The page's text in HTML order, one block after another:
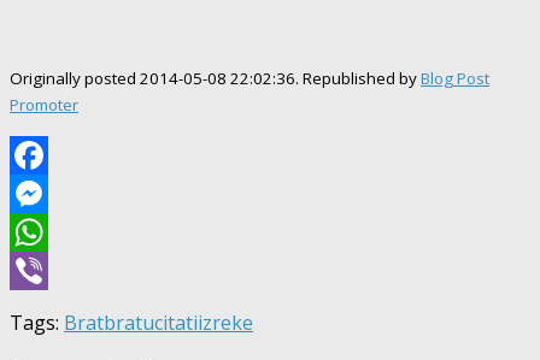
Originally posted 2014-05-08 22:02:36. Republished byBlog Post
Promoter
Facebook
Messenger
WhatsApp
Viber
Tags: Bratbratucitatiizreke